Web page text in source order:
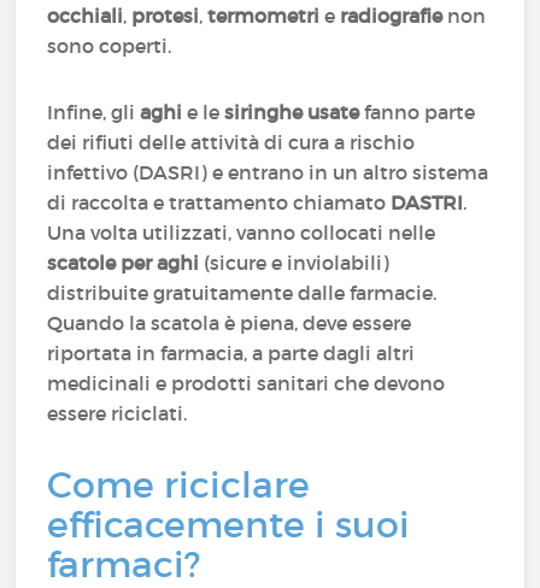
occhiali, protesi,termometri e radiografienon
sono coperti.
Infine, gliaghi e lesiringhe usatefanno parte
dei rifiuti delle attività di cura a rischio
infettivo (DASRI) e entrano in un altro sistema
di raccolta e trattamento chiamato DASTRI.
Una volta utilizzati, vanno collocati nelle
scatole per aghi (sicure e inviolabili)
distribuite gratuitamente dalle farmacie.
Quando la scatola è piena, deve essere
riportata in farmacia, a parte dagli altri
medicinali e prodotti sanitari che devono
essere riciclati.
Come riciclare
efficacemente i suoi
farmaci?